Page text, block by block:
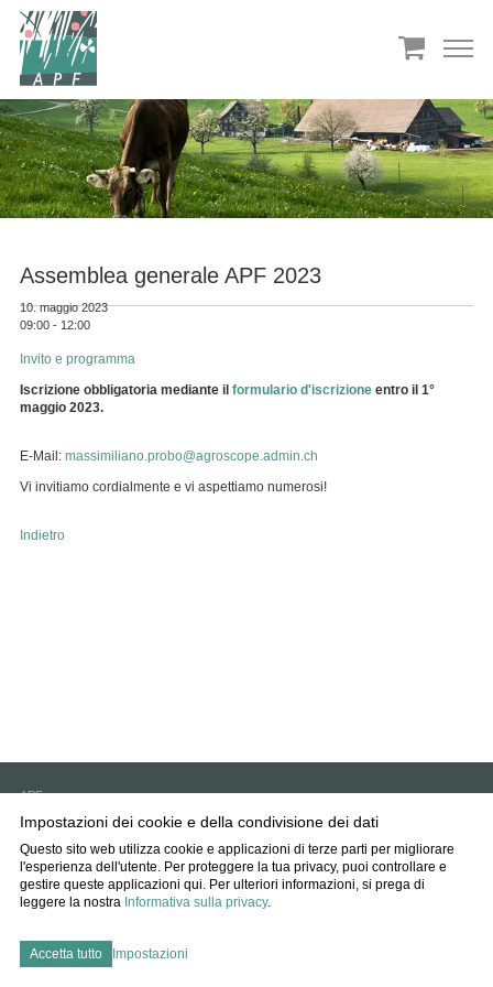
Assemblea generale APF 2023
10. maggio 2023
09:00 - 12:00
Invito e programma
Iscrizione obbligatoria mediante il formulario d'iscrizione entro il 1°
maggio 2023.
E-Mail: massimiliano.probo
agroscope.admin.ch
Vi invitiamo cordialmente e vi aspettiamo numerosi!
Indietro
APF
info
agff.ch
Impressum
Disclaimer
Protezione dati
created by Internetgalerie AG
Impostazioni dei cookie e della condivisione dei dati
Questo sito web utilizza cookie e applicazioni di terze parti per migliorare
l'esperienza dell'utente. Per proteggere la tua privacy, puoi controllare e
gestire queste applicazioni qui. Per ulteriori informazioni, si prega di
leggere la nostra Informativa sulla privacy.
Accetta tutto Impostazioni